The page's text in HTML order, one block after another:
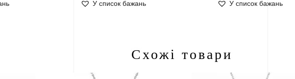
У список бажань У список бажань
Схожі товари